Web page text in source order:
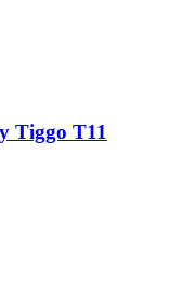
Tiggo T11